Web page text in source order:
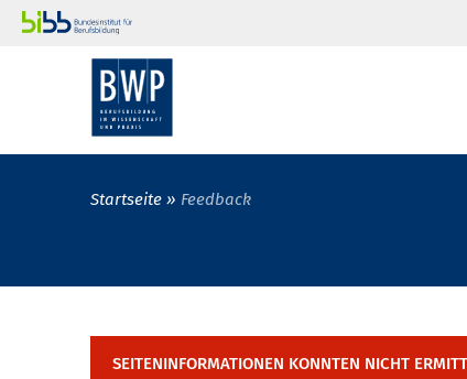
Startseite Feedback
SEITENINFORMATIONEN KONNTEN NICHT